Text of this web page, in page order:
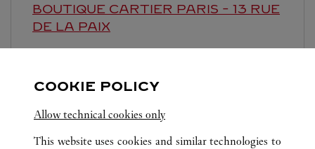
BOUTIQUE CARTIER PARIS - 13 RUE
DE LA PAIX
COOKIE POLICY
Allow technical cookies only
This website uses cookies and similar technologies to